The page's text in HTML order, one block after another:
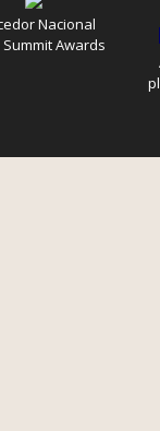
Nacional
Awards